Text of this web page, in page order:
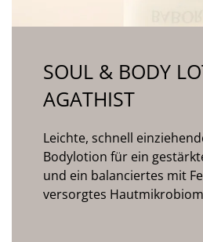
SOUL & BODY
AGATHIST
Leichte, schnell
Bodylotion für ein
und ein balanciertes mit
versorgtes